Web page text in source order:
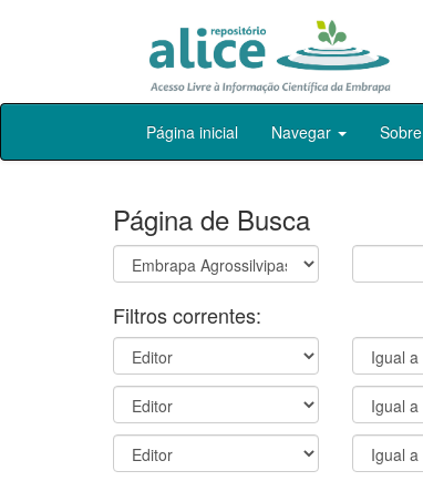
Skip
Página inicial Navegar Sobre
Página de Busca
Filtros correntes: